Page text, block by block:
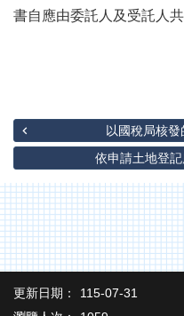
便
意
交
下
載
專
區
題
書自應由委託人及受託人共
以國稅局核發
依申請土地登記
更新日期：
115-07-31